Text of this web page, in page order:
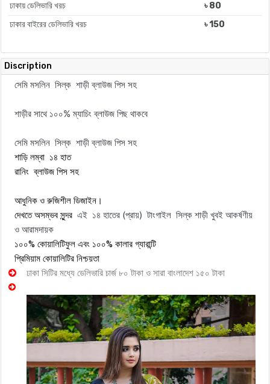
ঢাকায় ডেলিভারি খরচ
৳ 80
ঢাকার বাইরের ডেলিভারি খরচ
৳ 150
Discription
সেমি মসলিন সিল্ক শাড়ী ব্লাউজ পিস সহ
শাড়ীর সাথে ১০০% ম্যাচিং ব্লাউজ পিছ থাকবে
সেমি মসলিন সিল্ক শাড়ী ব্লাউজ পিস সহ
শাড়ি লম্বা ১৪ হাত
রানিং ব্লাউজ পিস সহ
আধুনিক ও রুজিশীল ডিজাইন।
দেখতে অসম্ভব সুন্দর এই ১৪ হাতের (প্রায়) টাংগাইল সিল্ক শাড়ী খুবই আকর্ষণীয়
ও আরামদায়ক
১০০% কোয়ালিটিফুল এবং ১০০% কালার গ্যারান্টি
প্রিমিয়াম কোয়ালিটির নিশ্চয়তা
ঢাকা সিটির মধ্যে ডেলিভারি চার্জ ৮০ টাকা ও সারা বাংলাদেশ ১৫০ টাকা